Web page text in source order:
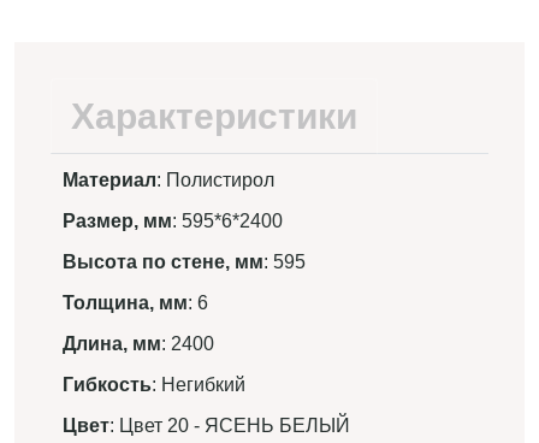
Характеристики
Материал: Полистирол
Размер, мм: 595*6*2400
Высота по стене, мм: 595
Толщина, мм: 6
Длина, мм: 2400
Гибкость: Негибкий
Цвет: Цвет 20 - ЯСЕНЬ БЕЛЫЙ